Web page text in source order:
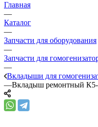
Главная
—
Каталог
—
Запчасти для оборудования
—
Запчасти для
—
Вкладыши для
—Вкладыш ремонтный